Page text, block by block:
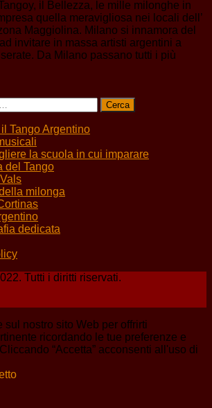
il Bellezza, le mille milonghe in
quella meravigliosa nei locali dell’
Maggiolina. Milano si innamora del
invitare in massa artisti argentini a
Da Milano passano tutti i più
Tango Argentino
la scuola in cui imparare
del Tango
milonga
dedicata
Tutti i diritti riservati.
sul nostro sito Web per offrirti
ricordando le tue preferenze e
“Accetta” acconsenti all'uso di